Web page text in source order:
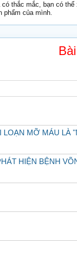
có thắc mắc, bạn có
phẩm của mình.
MỠ MÁU LÀ
HIỆN BỆNH